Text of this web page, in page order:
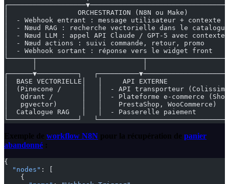
│                 ORCHESTRATION (N8N ou Make)
│  - Webhook entrant : message utilisateur + contexte
│  - Nœud RAG : recherche vectorielle dans le
│  - Nœud LLM : appel API Claude / GPT-5 avec
│  - Nœud actions : suivi commande, retour, promo
│  - Webhook sortant : réponse vers le widget
┌──────▼──────────┐
│  BASE VECTORIELLE│   │     API EXTERNE
│  (Pinecone /     │   │  - API transporteur
│   Qdrant /       │   │  - Plateforme e-commerce
│   pgvector)      │   │    PrestaShop,
│  Catalogue RAG   │   │  - Passerelle paiement
└─────────────────┘
Exemple de workflow N8N pour la récupération de panier
abandonné :
{
  "nodes"
: [
    {